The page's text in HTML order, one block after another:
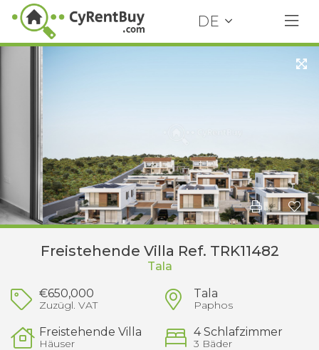
DE
Freistehende Villa Ref. TRK11482
Tala
€650,000
Zuzügl. VAT
Tala
Paphos
Freistehende Villa
Häuser
4 Schlafzimmer
3 Bäder